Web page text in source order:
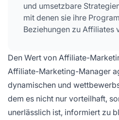
und umsetzbare
mit denen sie ihre
Beziehungen zu Affiliates
können.
Den Wert von Affiliate-
Affiliate-Marketing-Manager
dynamischen und
dem es nicht nur vorteilhaft,
unerlässlich ist, informiert zu